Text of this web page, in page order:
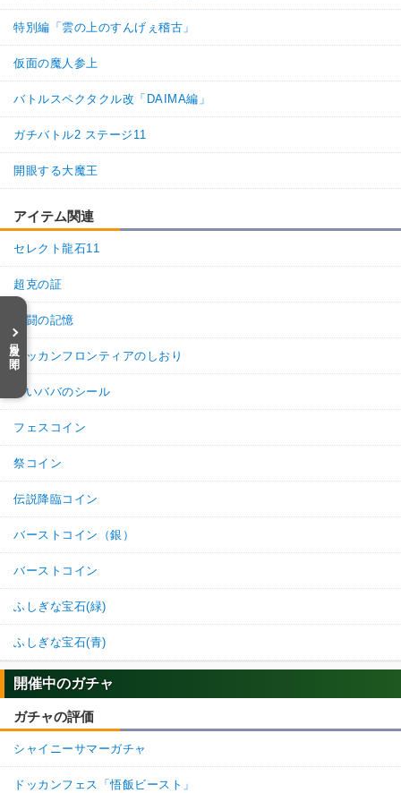
目次を開く
特別編「雲の上のすんげぇ稽古」
仮面の魔人参上
バトルスペクタクル改「DAIMA編」
ガチバトル2 ステージ11
開眼する大魔王
アイテム関連
セレクト龍石11
超克の証
激闘の記憶
ドッカンフロンティアのしおり
占いババのシール
フェスコイン
祭コイン
伝説降臨コイン
バーストコイン（銀）
バーストコイン
ふしぎな宝石(緑)
ふしぎな宝石(青)
開催中のガチャ
ガチャの評価
シャイニーサマーガチャ
ドッカンフェス「悟飯ビースト」